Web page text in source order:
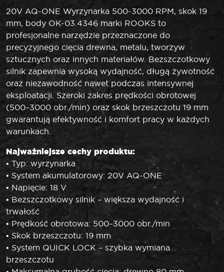
20V AQ-ONE Wyrzynarka 500-3000 RPM, skok 19
mm, body OK-03.4346 marki ROOKS to
profesjonalne narzędzie przeznaczone do
precyzyjnego cięcia drewna, metalu, tworzyw
sztucznych oraz innych materiałów. Bezszczotkowy
silnik zapewnia wysoką wydajność, długą żywotność
oraz niezawodność nawet podczas intensywnej
eksploatacji. Szeroki zakres prędkości obrotowej
(500–3000 obr./min) oraz skok brzeszczotu 19 mm
gwarantują efektywność i komfort pracy w każdych
warunkach.
Najważniejsze cechy produktu:
• Typ: wyrzynarka
• System akumulatorowy: 20V AQ-ONE
• Napięcie: 18 V
• Bezszczotkowy silnik – większa wydajność i
trwałość
• Prędkość obrotowa: 500–3000 obr./min
• Skok brzeszczotu: 19 mm
• System QUICK LOCK – szybka wymiana
brzeszczotu